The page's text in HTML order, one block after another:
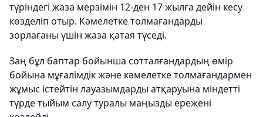
түріндегі жаза мерзімін 12-ден 17 жылға дейін кесу
көзделіп отыр. Кәмелетке толмағандарды
зорлағаны үшін жаза қатая түседі.
Заң бұл баптар бойынша сотталғандардың өмір
бойына мұғалімдік және кәмелетке толмағандармен
жұмыс істейтін лауазымдарды атқаруына міндетті
түрде тыйым салу туралы маңызды ережені